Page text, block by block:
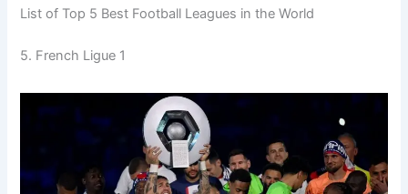
List of Top 5 Best Football Leagues in the World
5. French Ligue 1